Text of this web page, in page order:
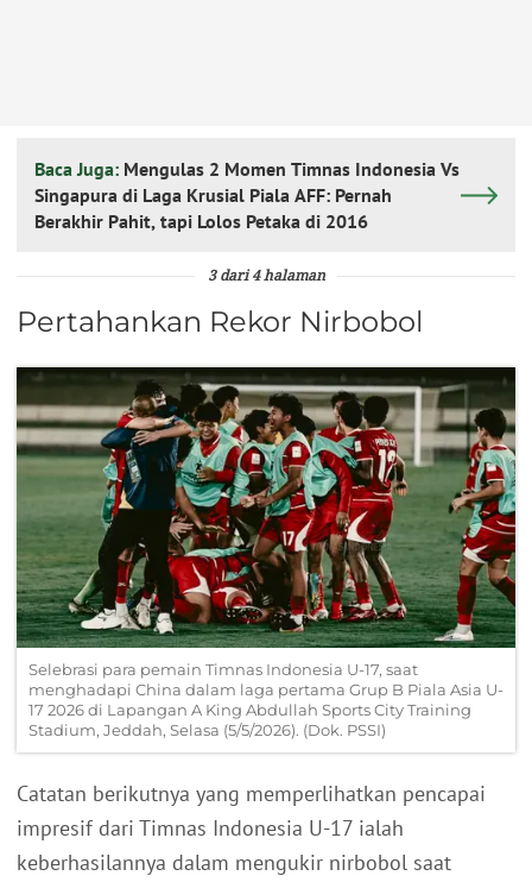
Baca Juga: Mengulas 2 Momen Timnas Indonesia Vs
Singapura di Laga Krusial Piala AFF: Pernah
Berakhir Pahit, tapi Lolos Petaka di 2016
3 dari 4 halaman
Pertahankan Rekor Nirbobol
Selebrasi para pemain Timnas Indonesia U-17, saat
menghadapi China dalam laga pertama Grup B Piala Asia U-
17 2026 di Lapangan A King Abdullah Sports City Training
Stadium, Jeddah, Selasa (5/5/2026). (Dok. PSSI)
Catatan berikutnya yang memperlihatkan pencapai
impresif dari Timnas Indonesia U-17 ialah
keberhasilannya dalam mengukir nirbobol saat